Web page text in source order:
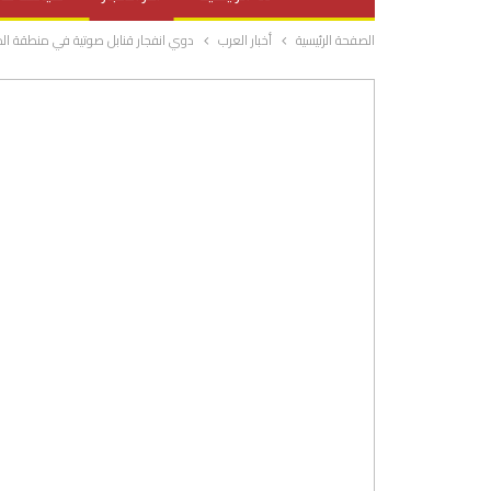
صحة وتغذية
المرأة والحياة الصفحة الرئيسية أخبار العرب دوي انفجار قنابل صوتية في منطقة